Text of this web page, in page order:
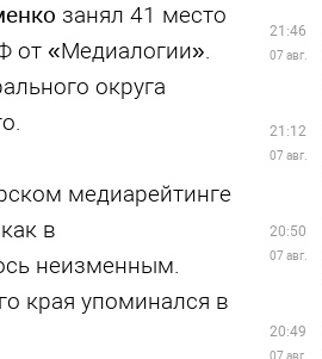
занял 41 место
от «Медиалогии».
округа
медиарейтинге
в
неизменным.
края упоминался в
21:46
07 авг.
21:12
07 авг.
20:50
07 авг.
20:49
07 авг.